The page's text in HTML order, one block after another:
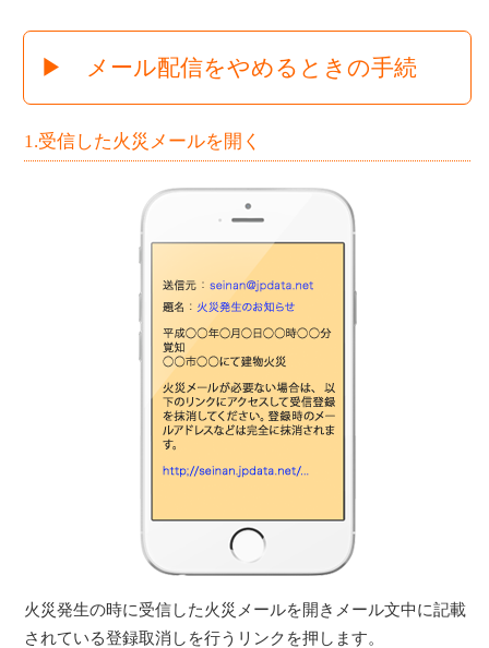
▶ メール配信をやめるときの手続
1.受信した火災メールを開く
火災発生の時に受信した火災メールを開きメール文中に記載
されている登録取消しを行うリンクを押します。